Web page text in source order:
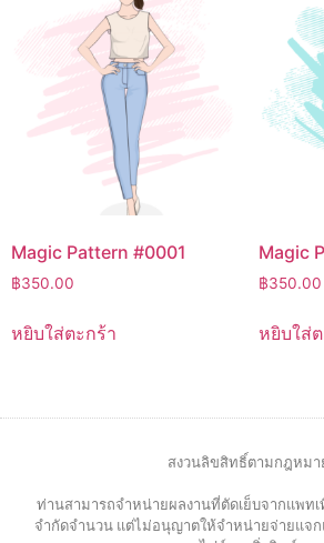
Magic Pattern #0001
฿350.00
หยิบใส่ตะกร้า
Magic
฿350.00
หยิบใส่
สงวนลิขสิทธิ์ตามกฎหมา
ท่านสามารถจำหน่ายผลงานที่ตัดเย็บจากแพท
จำกัดจำนวน แต่ไม่อนุญาตให้จำหน่ายจ่ายแจ